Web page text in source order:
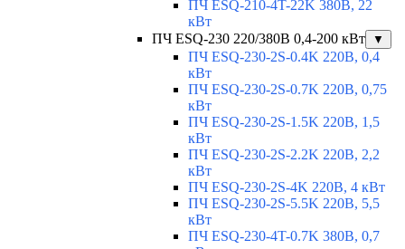
ПЧ ESQ-210-4T-22K 380В, 22
кВт
ПЧ ESQ-230 220/380В 0,4-200 кВт
▼
ПЧ ESQ-230-2S-0.4K 220В, 0,4
кВт
ПЧ ESQ-230-2S-0.7K 220В, 0,75
кВт
ПЧ ESQ-230-2S-1.5K 220В, 1,5
кВт
ПЧ ESQ-230-2S-2.2K 220В, 2,2
кВт
ПЧ ESQ-230-2S-4K 220В, 4 кВт
ПЧ ESQ-230-2S-5.5K 220В, 5,5
кВт
ПЧ ESQ-230-4T-0.7K 380В, 0,7